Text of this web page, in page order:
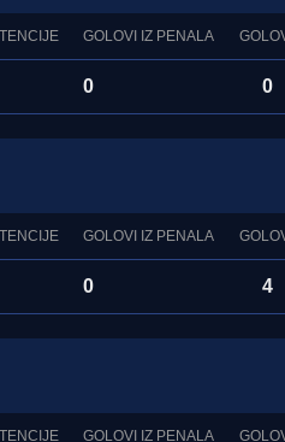
GOLOVI IZ PENALA
0 0
GOLOVI IZ PENALA
0 4
GOLOVI IZ PENALA